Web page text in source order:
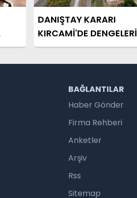
DANIŞTAY KARARI
KIRCAMİ'DE DENGELERİ
DEĞİŞTİRDİ
BAĞLANTILAR
Haber Gönder
Firma Rehberi
Anketler
Arşiv
Rss
Sitemap